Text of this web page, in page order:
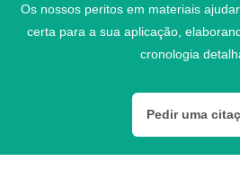
Os nossos peritos em materiais
certa para a sua aplicação,
cronologia
Pedir uma